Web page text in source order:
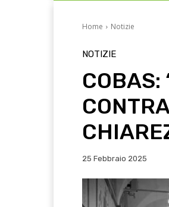
Home Notizie
NOTIZIE
COBAS:
25 Febbraio 2025